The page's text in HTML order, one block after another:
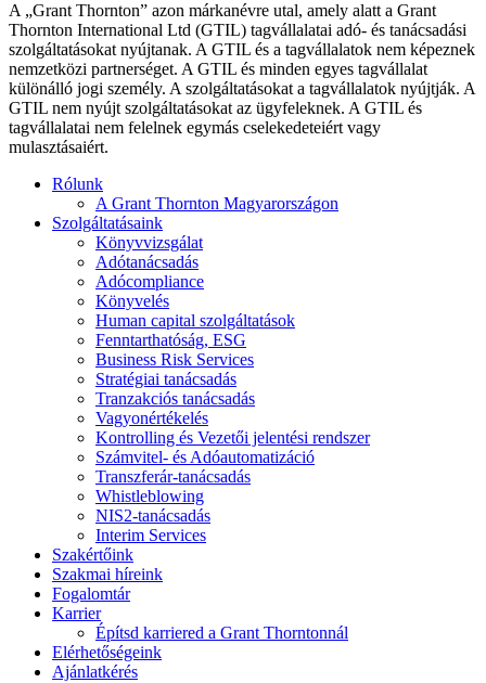
A „Grant Thornton” azon márkanévre utal, amely alatt a Grant
Thornton International Ltd (GTIL) tagvállalatai adó- és tanácsadási
szolgáltatásokat nyújtanak. A GTIL és a tagvállalatok nem képeznek
nemzetközi partnerséget. A GTIL és minden egyes tagvállalat
különálló jogi személy. A szolgáltatásokat a tagvállalatok nyújtják. A
GTIL nem nyújt szolgáltatásokat az ügyfeleknek. A GTIL és
tagvállalatai nem felelnek egymás cselekedeteiért vagy
mulasztásaiért.
Rólunk
A Grant Thornton Magyarországon
Szolgáltatásaink
Könyvvizsgálat
Adótanácsadás
Adócompliance
Könyvelés
Human capital szolgáltatások
Fenntarthatóság, ESG
Business Risk Services
Stratégiai tanácsadás
Tranzakciós tanácsadás
Vagyonértékelés
Kontrolling és Vezetői jelentési rendszer
Számvitel- és Adóautomatizáció
Transzferár-tanácsadás
Whistleblowing
NIS2-tanácsadás
Interim Services
Szakértőink
Szakmai híreink
Fogalomtár
Karrier
Építsd karriered a Grant Thorntonnál
Elérhetőségeink
Ajánlatkérés